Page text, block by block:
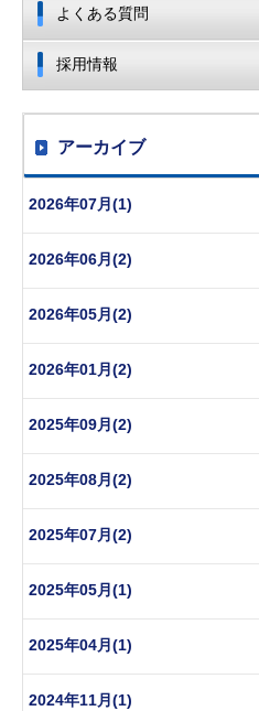
よくある質問
採用情報
アーカイブ
2026年07月(1)
2026年06月(2)
2026年05月(2)
2026年01月(2)
2025年09月(2)
2025年08月(2)
2025年07月(2)
2025年05月(1)
2025年04月(1)
2024年11月(1)